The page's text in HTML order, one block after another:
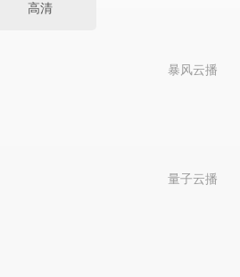
高清
暴风云播
量子云播